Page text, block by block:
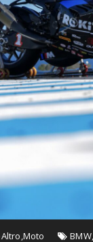
Altro,Moto BMW